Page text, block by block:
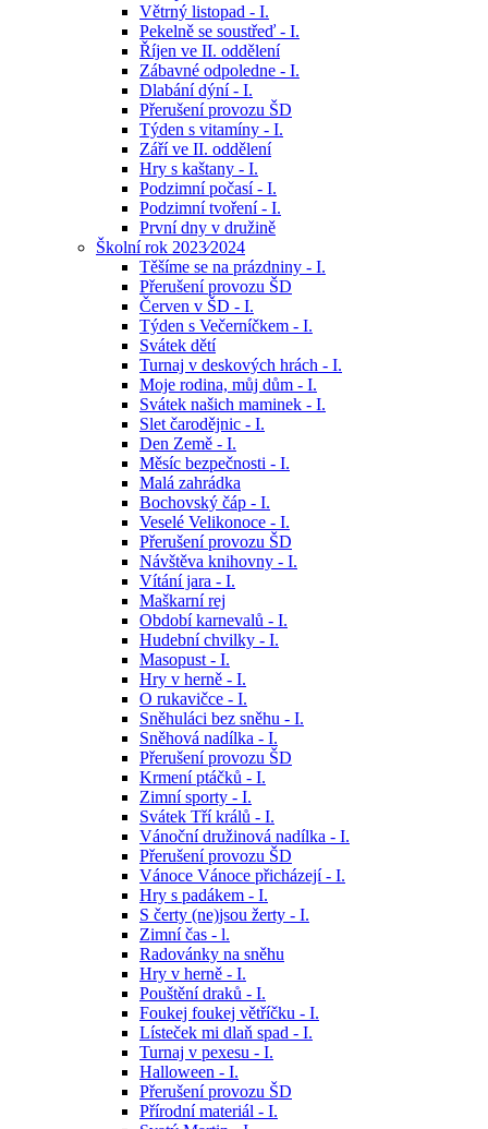
Větrný listopad - I.
Pekelně se soustřeď - I.
Říjen ve II. oddělení
Zábavné odpoledne - I.
Dlabání dýní - I.
Přerušení provozu ŠD
Týden s vitamíny - I.
Září ve II. oddělení
Hry s kaštany - I.
Podzimní počasí - I.
Podzimní tvoření - I.
První dny v družině
Školní rok 2023⁄2024
Těšíme se na prázdniny - I.
Přerušení provozu ŠD
Červen v ŠD - I.
Týden s Večerníčkem - I.
Svátek dětí
Turnaj v deskových hrách - I.
Moje rodina, můj dům - I.
Svátek našich maminek - I.
Slet čarodějnic - I.
Den Země - I.
Měsíc bezpečnosti - I.
Malá zahrádka
Bochovský čáp - I.
Veselé Velikonoce - I.
Přerušení provozu ŠD
Návštěva knihovny - I.
Vítání jara - I.
Maškarní rej
Období karnevalů - I.
Hudební chvilky - I.
Masopust - I.
Hry v herně - I.
O rukavičce - I.
Sněhuláci bez sněhu - I.
Sněhová nadílka - I.
Přerušení provozu ŠD
Krmení ptáčků - I.
Zimní sporty - I.
Svátek Tří králů - I.
Vánoční družinová nadílka - I.
Přerušení provozu ŠD
Vánoce Vánoce přicházejí - I.
Hry s padákem - I.
S čerty (ne)jsou žerty - I.
Zimní čas - l.
Radovánky na sněhu
Hry v herně - I.
Pouštění draků - I.
Foukej foukej větříčku - I.
Lísteček mi dlaň spad - I.
Turnaj v pexesu - I.
Halloween - I.
Přerušení provozu ŠD
Přírodní materiál - I.